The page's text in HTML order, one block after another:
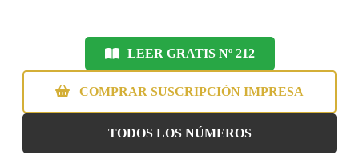
LEER GRATIS Nº 212
COMPRAR SUSCRIPCIÓN IMPRESA
TODOS LOS NÚMEROS